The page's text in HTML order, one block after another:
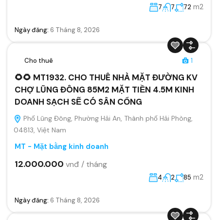
7 7 72 m2
Ngày đăng: 6 Tháng 8, 2026
Cho thuê 1
🌻🌻 MT1932. CHO THUÊ NHÀ MẶT ĐƯỜNG KV
CHỢ LŨNG ĐÔNG 85M2 MẶT TIỀN 4.5M KINH
DOANH SẠCH SẼ CÓ SÂN CỔNG
Phố Lũng Đông, Phường Hải An, Thành phố Hải Phòng,
04813, Việt Nam
MT - Mặt bằng kinh doanh
12.000.000 vnđ / tháng
4 2 85 m2
Ngày đăng: 6 Tháng 8, 2026